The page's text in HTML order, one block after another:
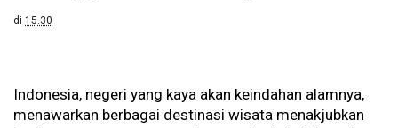
di 15.30
Indonesia, negeri yang kaya akan keindahan alamnya,
menawarkan berbagai destinasi wisata menakjubkan